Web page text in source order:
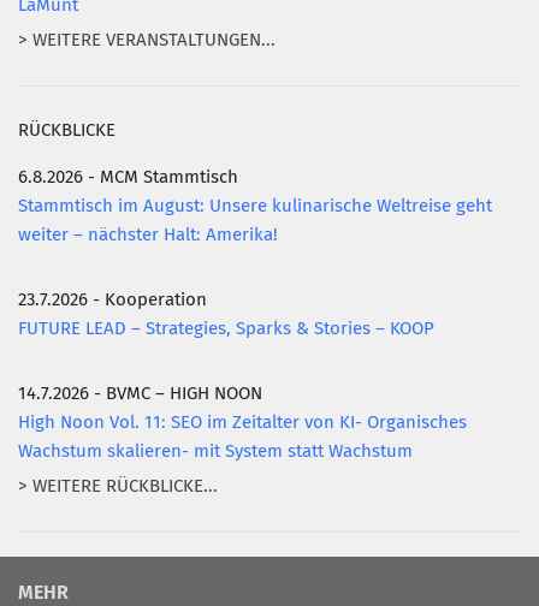
LaMunt
> WEITERE VERANSTALTUNGEN...
RÜCKBLICKE
6.8.2026 - MCM Stammtisch
Stammtisch im August: Unsere kulinarische Weltreise geht
weiter – nächster Halt: Amerika!
23.7.2026 - Kooperation
FUTURE LEAD – Strategies, Sparks & Stories – KOOP
14.7.2026 - BVMC – HIGH NOON
High Noon Vol. 11: SEO im Zeitalter von KI- Organisches
Wachstum skalieren- mit System statt Wachstum
> WEITERE RÜCKBLICKE...
MEHR